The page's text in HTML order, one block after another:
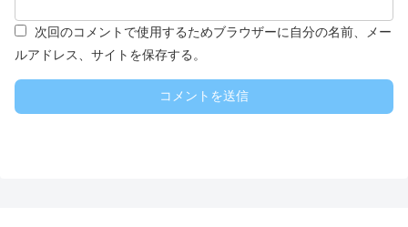
次回のコメントで使用するためブラウザーに自分の名前、メー
ルアドレス、サイトを保存する。